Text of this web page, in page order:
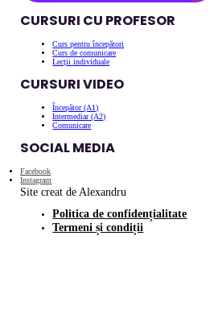
CURSURI CU PROFESOR
Curs pentru începători
Curs de comunicare
Lecții individuale
CURSURI VIDEO
Începător (A1)
Intermediar (A2)
Comunicare
SOCIAL MEDIA
Facebook
Instagram
Site creat de Alexandru
Politica de confidențialitate
Termeni și condiții